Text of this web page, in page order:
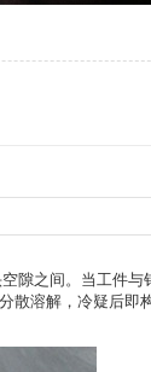
隙之间。当工件与
散溶解，冷疑后即